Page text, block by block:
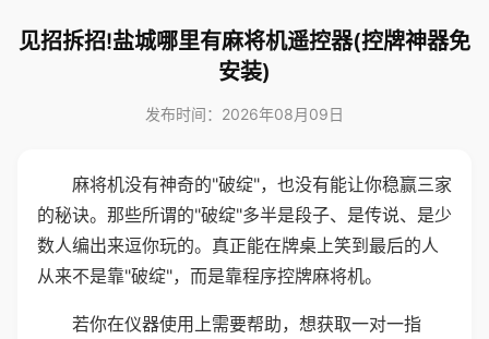
见招拆招!盐城哪里有麻将机遥控器(控牌神器免
安装)
发布时间：2026年08月09日
麻将机没有神奇的"破绽"，也没有能让你稳赢三家
的秘诀。那些所谓的"破绽"多半是段子、是传说、是少
数人编出来逗你玩的。真正能在牌桌上笑到最后的人
从来不是靠"破绽"，而是靠程序控牌麻将机。
若你在仪器使用上需要帮助，想获取一对一指